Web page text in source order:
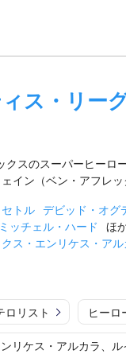
ス・リー
クスのスーパーヒーロ
イン（ベン・アフレ
トル デビッド・オグ
ミッチェル・ハード ほ
ス・エンリケス・アル
ロリスト ヒーロ
リケス・アルカラ、